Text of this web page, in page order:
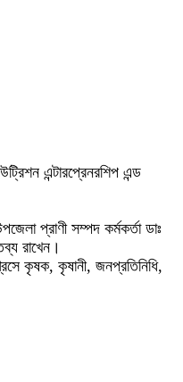
এন্টারপ্রেনরশিপ এন্ড
প্রাণী সম্পদ কর্মকর্তা ডাঃ
রাখেন।
কৃষক, কৃষানী, জনপ্রতিনিধি,